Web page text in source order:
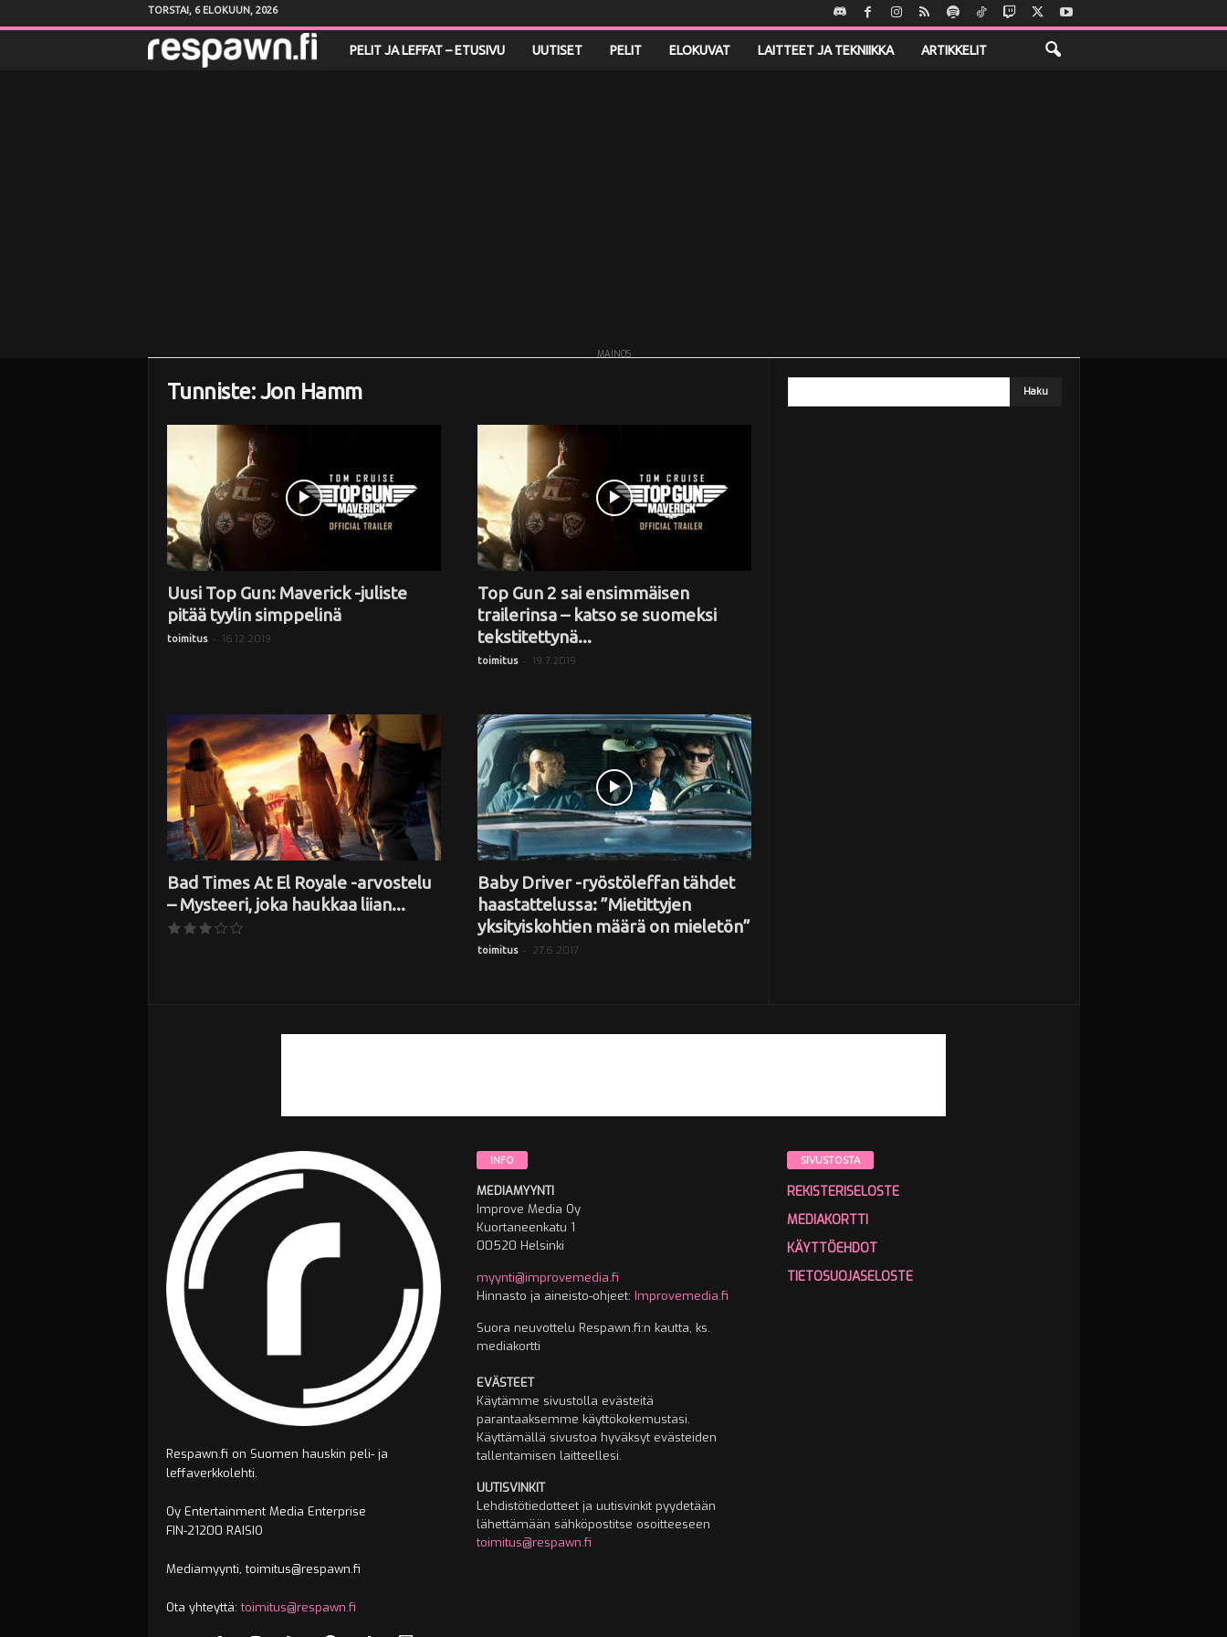
TORSTAI, 6 ELOKUUN, 2026
PELIT JA LEFFAT – ETUSIVU UUTISET PELIT ELOKUVAT LAITTEET JA TEKNIIKKA ARTIKKELIT
MAINOS
Tunniste: Jon Hamm
Uusi Top Gun: Maverick -juliste
pitää tyylin simppelinä
toimitus - 16.12.2019
Top Gun 2 sai ensimmäisen
trailerinsa – katso se suomeksi
tekstitettynä...
toimitus - 19.7.2019
Bad Times At El Royale -arvostelu
– Mysteeri, joka haukkaa liian...
Baby Driver -ryöstöleffan tähdet
haastattelussa: ”Mietittyjen
yksityiskohtien määrä on mieletön”
toimitus - 27.6.2017
Respawn.fi on Suomen hauskin peli- ja
leffaverkkolehti.
Oy Entertainment Media Enterprise
FIN-21200 RAISIO
Mediamyynti, toimitus@respawn.fi
Ota yhteyttä:toimitus@respawn.fi
INFO
MEDIAMYYNTI
Improve Media Oy
Kuortaneenkatu 1
00520 Helsinki
myynti@improvemedia.fi
Hinnasto ja aineisto-ohjeet: Improvemedia.fi
Suora neuvottelu Respawn.fi:n kautta, ks.
mediakortti
EVÄSTEET
Käytämme sivustolla evästeitä
parantaaksemme käyttökokemustasi.
Käyttämällä sivustoa hyväksyt evästeiden
tallentamisen laitteellesi.
UUTISVINKIT
Lehdistötiedotteet ja uutisvinkit pyydetään
lähettämään sähköpostitse osoitteeseen
toimitus@respawn.fi
SIVUSTOSTA
REKISTERISELOSTE
MEDIAKORTTI
KÄYTTÖEHDOT
TIETOSUOJASELOSTE